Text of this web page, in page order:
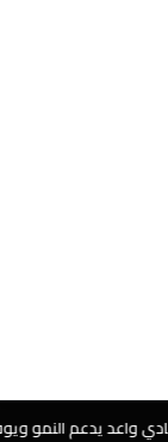
يدعم النمو ويوفر